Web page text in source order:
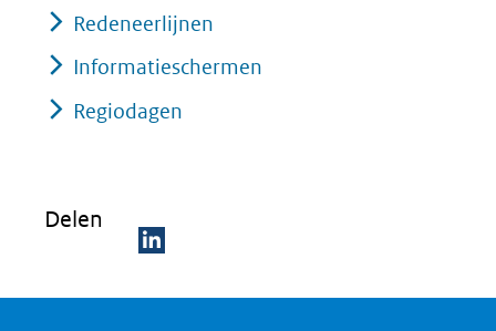
Redeneerlijnen
Informatieschermen
Regiodagen
Delen